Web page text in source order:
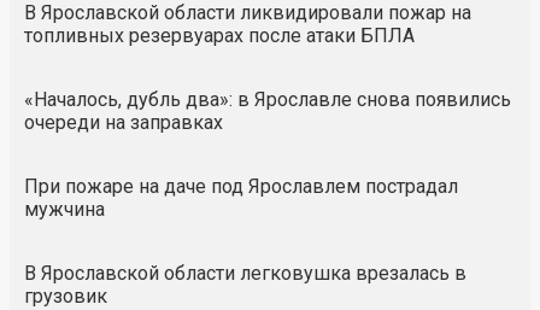
В Ярославской области ликвидировали пожар на
топливных резервуарах после атаки БПЛА
«Началось, дубль два»: в Ярославле снова появились
очереди на заправках
При пожаре на даче под Ярославлем пострадал
мужчина
В Ярославской области легковушка врезалась в
грузовик